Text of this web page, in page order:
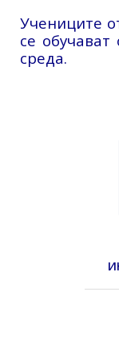
Учениците
се
среда.